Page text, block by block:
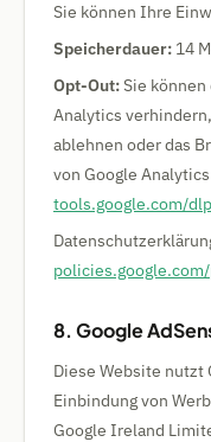
Sie können Ihre
Speicherdauer: 14
Opt-Out:Sie können
Analytics
ablehnen oder das
von Google
tools.google.com/
8. Google
Diese Website nutzt
Einbindung von
Google Ireland